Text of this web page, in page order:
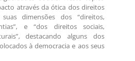
através da ótica dos direitos
dimensões dos “direitos,
e “dos direitos sociais,
destacando alguns dos
à democracia e aos seus